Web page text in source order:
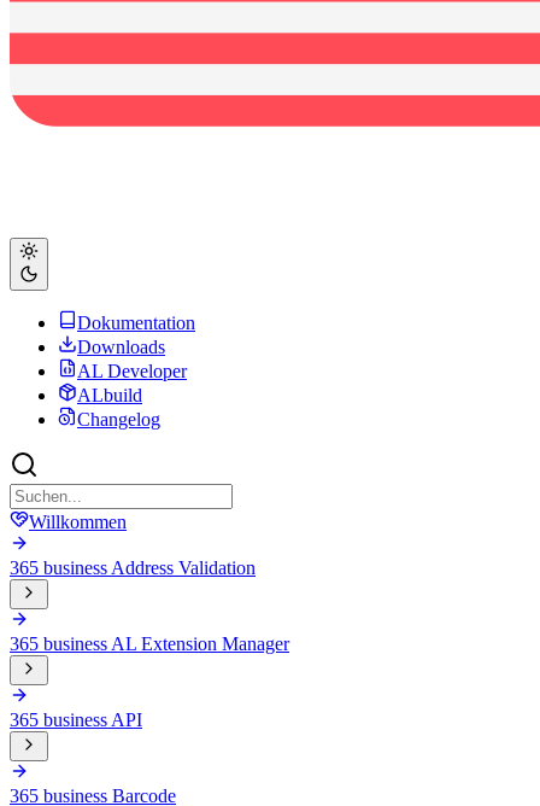
Dokumentation
Downloads
AL Developer
ALbuild
Changelog
Willkommen
365 business Address Validation
365 business AL Extension Manager
365 business API
365 business Barcode